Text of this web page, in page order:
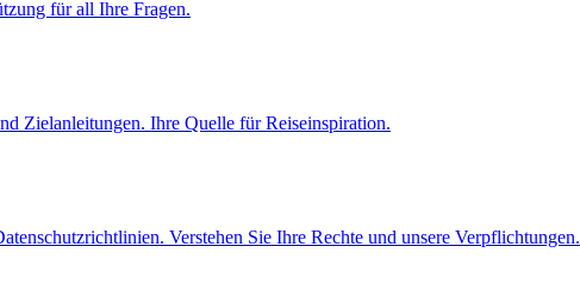
für all Ihre Fragen.
Zielanleitungen. Ihre Quelle für Reiseinspiration.
Verstehen Sie Ihre Rechte und unsere Verpflichtungen.